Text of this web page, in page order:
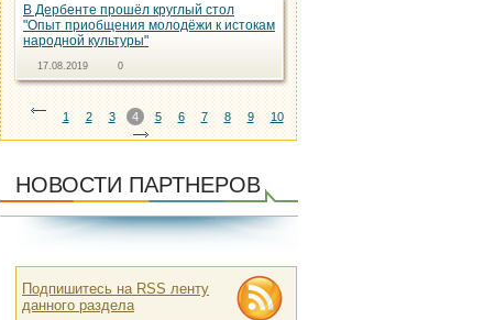
В Дербенте прошёл круглый стол
"Опыт приобщения молодёжи к истокам
народной культуры"
17.08.2019 0
1 2 3 4 5 6 7 8 9 10
НОВОСТИ ПАРТНЕРОВ
Подпишитесь на RSS ленту
данного раздела